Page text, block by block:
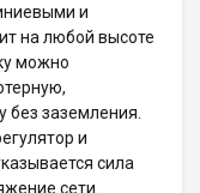
и
на любой высоте
можно
без заземления.
и
сила
сети.